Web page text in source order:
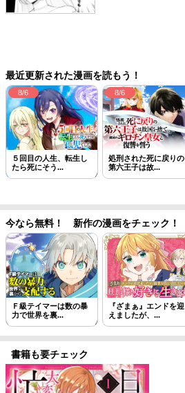
最近更新された漫画を読もう！
8/6
５回目の人生、転生し
たら死にそう...
8/6
処刑された死に戻りの
第六王子は故...
今なら無料！ 新作の漫画をチェック！
Ｆ級テイマーは数の暴
力で世界を裏...
『ざまぁ』エンドを迎
えましたが、...
書籍も要チェック